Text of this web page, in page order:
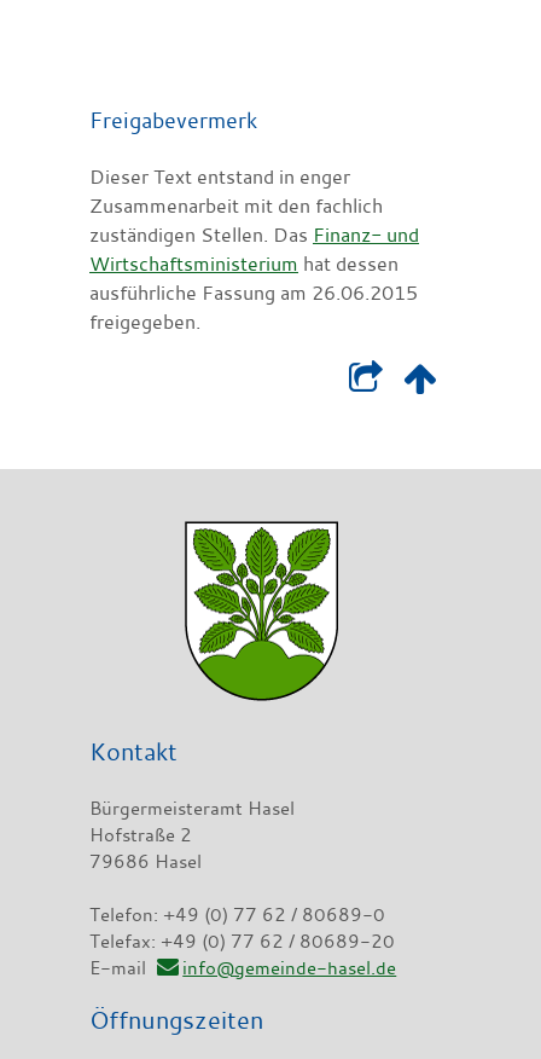
Freigabevermerk
Dieser Text entstand in enger
Zusammenarbeit mit den fachlich
zuständigen Stellen. Das Finanz- und
Wirtschaftsministerium hat dessen
ausführliche Fassung am 26.06.2015
freigegeben.
Kontakt
Bürgermeisteramt Hasel
Hofstraße 2
79686 Hasel
Telefon: +49 (0) 77 62 / 80689-0
Telefax: +49 (0) 77 62 / 80689-20
E-mail
info@gemeinde-hasel.de
Öffnungszeiten